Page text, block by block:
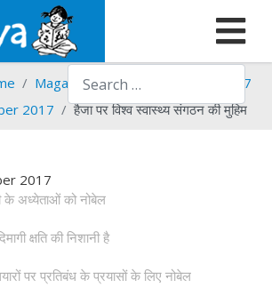
Search
Magazines Srote
Srote - 2017
2017
हैजा पर विश्व स्वास्थ्य संगठन की मुहिम
2017
के अध्येताओं को नोबेल
क्षति की निशानी है
पर प्रतिबंध के प्रयासों के लिए नोबेल